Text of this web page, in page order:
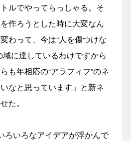
ルでやってらっしゃる。そ
作ろうとした時に大変なん
わって、今は“人を傷つけな
域に達しているわけですから
も年相応の“アラフィフ”のネ
なと思っています」と新ネ
た。
いろなアイデアが浮かんで